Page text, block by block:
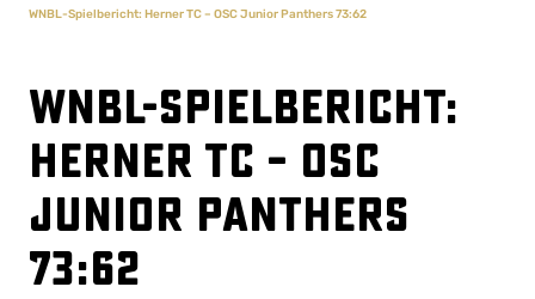
WNBL-Spielbericht: Herner TC – OSC Junior Panthers 73:62
WNBL-Spielbericht:
Herner TC – OSC
Junior Panthers
73:62